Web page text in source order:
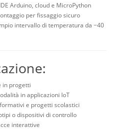
Arduino, cloud e MicroPython
per fissaggio sicuro
intervallo di temperatura da −40
in progetti
in applicazioni IoT
e progetti scolastici
o dispositivi di controllo
interattive